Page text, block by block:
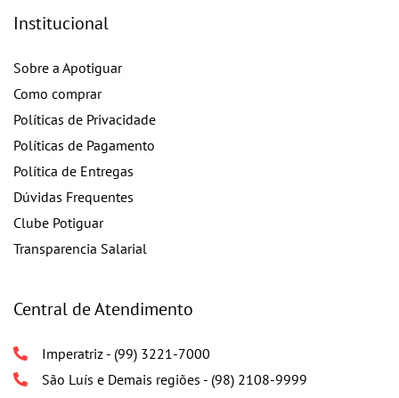
Institucional
Sobre a Apotiguar
Como comprar
Políticas de Privacidade
Políticas de Pagamento
Política de Entregas
Dúvidas Frequentes
Clube Potiguar
Transparencia Salarial
Central de Atendimento
Imperatriz - (99) 3221-7000
São Luís e Demais regiões - (98) 2108-9999